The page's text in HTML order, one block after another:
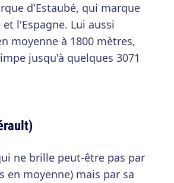
d'Estaubé, qui marque
l'Espagne. Lui aussi
moyenne à 1800 mètres,
jusqu'à quelques 3071
ne brille peut-être pas par
en moyenne) mais par sa